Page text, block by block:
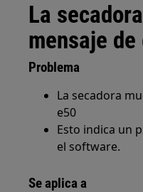
La
mensaje de
Problema
La secadora
e50
Esto indica un
el software.
Se aplica a